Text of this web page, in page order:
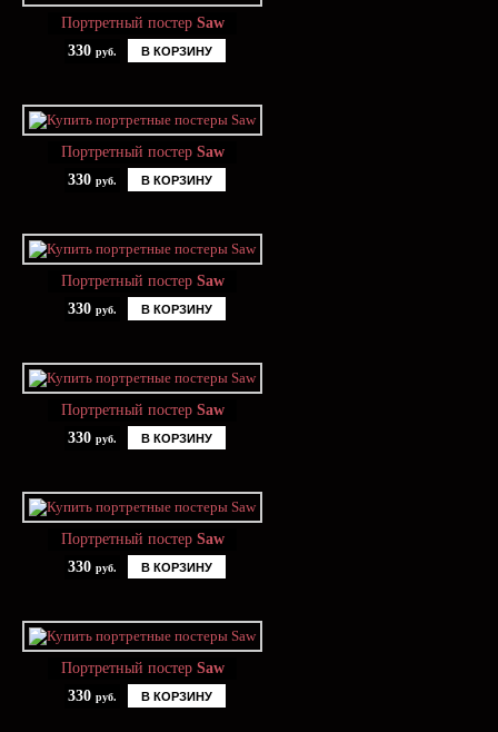
Портретный постер Saw
330 руб. В КОРЗИНУ
Портретный постер Saw
330 руб. В КОРЗИНУ
Портретный постер Saw
330 руб. В КОРЗИНУ
Портретный постер Saw
330 руб. В КОРЗИНУ
Портретный постер Saw
330 руб. В КОРЗИНУ
Портретный постер Saw
330 руб. В КОРЗИНУ